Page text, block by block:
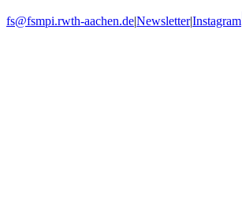
fs@fsmpi.rwth-aachen.de|Newsletter|Instagram